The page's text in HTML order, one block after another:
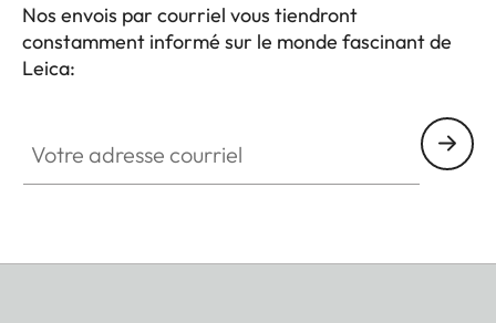
Nos envois par courriel vous tiendront
constamment informé sur le monde fascinant de
Leica: